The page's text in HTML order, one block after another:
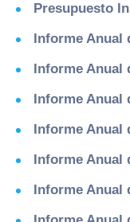
Presupuesto
Informe Anual
Informe Anual
Informe Anual
Informe Anual
Informe Anual
Informe Anual